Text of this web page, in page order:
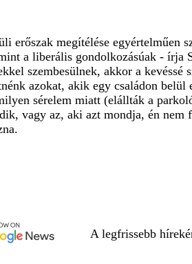
erőszak megítélése egyértelműen
a liberális gondolkozásúak - írja
szembesülnek, akkor a
azokat, akik egy családon
sérelem miatt (elállták a
vagy az, aki azt mondja, én
A legfrissebb